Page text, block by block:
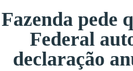
Fazenda pede
Federal
declaração